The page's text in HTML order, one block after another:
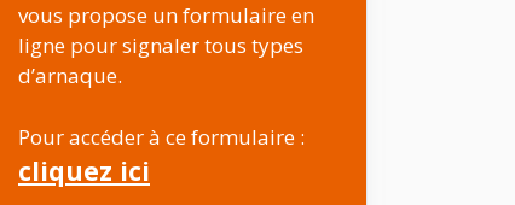
vous propose un formulaire en
ligne pour signaler tous types
d’arnaque.
Pour accéder à ce formulaire :
cliquez ici